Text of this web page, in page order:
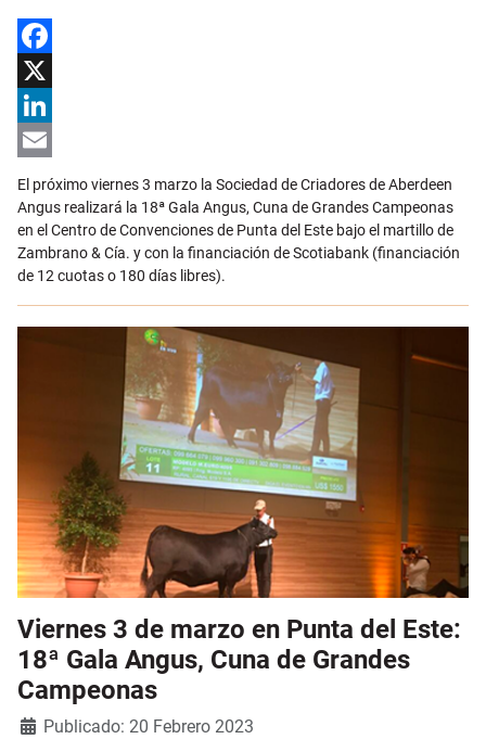
Facebook
X
LinkedIn
Email
El próximo viernes 3 marzo la Sociedad de Criadores de Aberdeen
Angus realizará la 18ª Gala Angus, Cuna de Grandes Campeonas
en el Centro de Convenciones de Punta del Este bajo el martillo de
Zambrano & Cía. y con la financiación de Scotiabank (financiación
de 12 cuotas o 180 días libres).
Viernes 3 de marzo en Punta del Este:
18ª Gala Angus, Cuna de Grandes
Campeonas
DetallesPublicado: 20 Febrero 2023